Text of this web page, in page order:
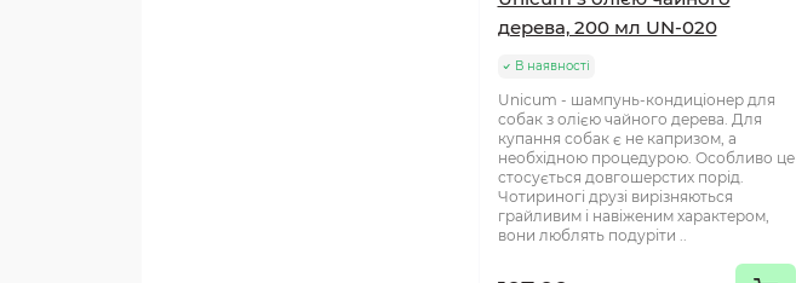
дерева, 200 мл UN-020
В наявності
Unicum - шампунь-кондиціонер для
собак з олією чайного дерева. Для
купання собак є не капризом, а
необхідною процедурою. Особливо це
стосується довгошерстих порід.
Чотириногі друзі вирізняються
грайливим і навіженим характером,
вони люблять подуріти ..